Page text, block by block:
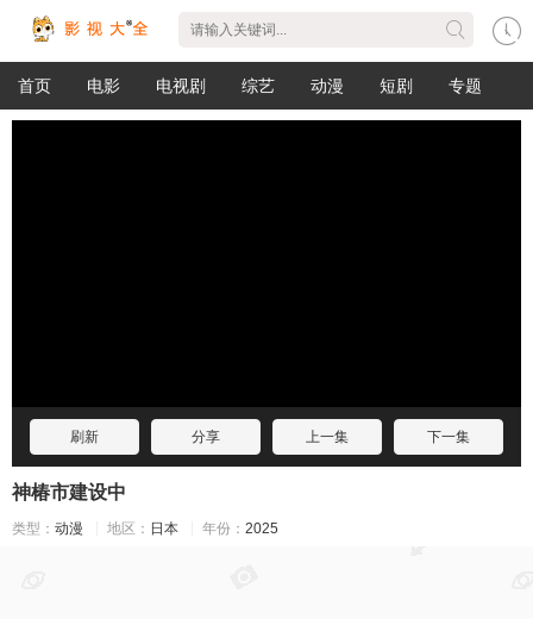
首页 电影 电视剧 综艺 动漫 短剧 专题
刷新 分享 上一集 下一集
神椿市建设中
类型： 动漫 地区： 日本 年份： 2025